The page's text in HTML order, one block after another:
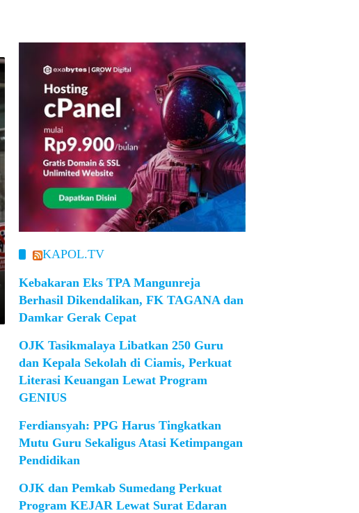
KAPOL.TV
Kebakaran Eks TPA Mangunreja
Berhasil Dikendalikan, FK TAGANA dan
Damkar Gerak Cepat
OJK Tasikmalaya Libatkan 250 Guru
dan Kepala Sekolah di Ciamis, Perkuat
Literasi Keuangan Lewat Program
GENIUS
Ferdiansyah: PPG Harus Tingkatkan
Mutu Guru Sekaligus Atasi Ketimpangan
Pendidikan
OJK dan Pemkab Sumedang Perkuat
Program KEJAR Lewat Surat Edaran